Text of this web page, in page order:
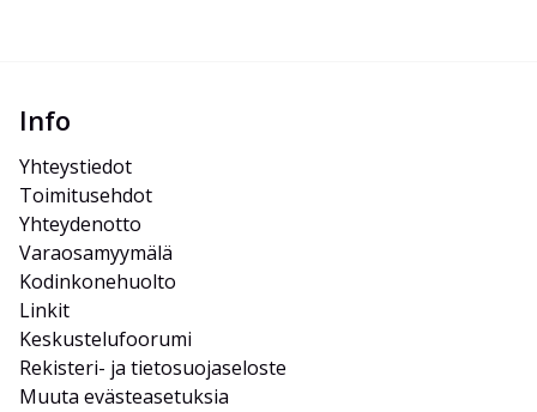
Info
Yhteystiedot
Toimitusehdot
Yhteydenotto
Varaosamyymälä
Kodinkonehuolto
Linkit
Keskustelufoorumi
Rekisteri- ja tietosuojaseloste
Muuta evästeasetuksia